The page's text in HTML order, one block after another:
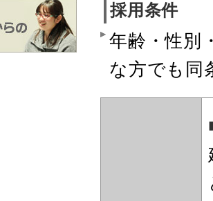
採用条件
年齢・性別
な方でも同